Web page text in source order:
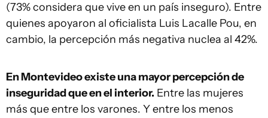
(73% considera que vive en un país inseguro). Entre
quienes apoyaron al oficialista Luis Lacalle Pou, en
cambio, la percepción más negativa nuclea al 42%.
En Montevideo existe una mayor percepción de
inseguridad que en el interior. Entre las mujeres
más que entre los varones. Y entre los menos